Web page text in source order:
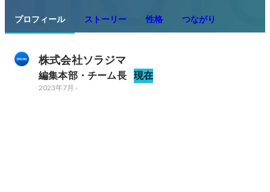
プロフィール ストーリー 性格 つながり
株式会社ソラジマ
編集本部・チーム長 現在
2023年7月 -